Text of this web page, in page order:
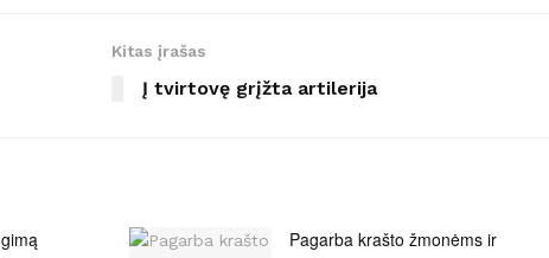
Kitas įrašas
Į tvirtovę grįžta artilerija
Pagarba krašto žmonėms ir